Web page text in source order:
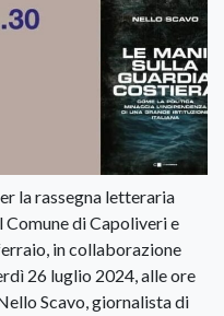
la rassegna letteraria
di Capoliveri e
in collaborazione
26 luglio 2024, alle ore
Scavo, giornalista di